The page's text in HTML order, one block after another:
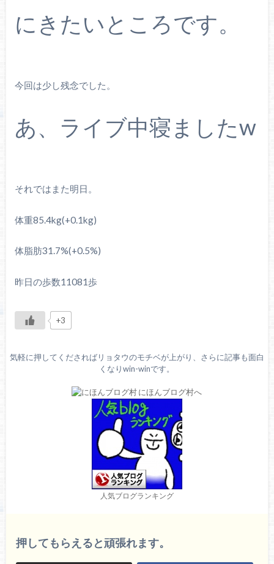
にきたいところです。
今回は少し残念でした。
あ、ライブ中寝ましたw
それではまた明日。
体重85.4kg(+0.1kg)
体脂肪31.7%(+0.5%)
昨日の歩数11081歩
+3
気軽に押してくださればリョタウのモチベが上がり、さらに記事も面白
くなりwin-winです。
人気ブログランキング
押してもらえると頑張れます。